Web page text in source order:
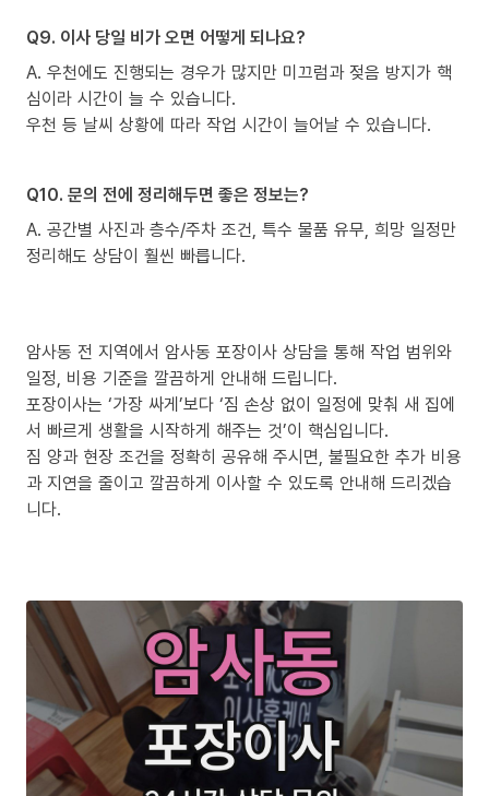
Q9. 이사 당일 비가 오면 어떻게 되나요?
A. 우천에도 진행되는 경우가 많지만 미끄럼과 젖음 방지가 핵
심이라 시간이 늘 수 있습니다.
우천 등 날씨 상황에 따라 작업 시간이 늘어날 수 있습니다.
Q10. 문의 전에 정리해두면 좋은 정보는?
A. 공간별 사진과 층수/주차 조건, 특수 물품 유무, 희망 일정만
정리해도 상담이 훨씬 빠릅니다.
암사동 전 지역에서 암사동 포장이사 상담을 통해 작업 범위와
일정, 비용 기준을 깔끔하게 안내해 드립니다.
포장이사는 ‘가장 싸게’보다 ‘짐 손상 없이 일정에 맞춰 새 집에
서 빠르게 생활을 시작하게 해주는 것’이 핵심입니다.
짐 양과 현장 조건을 정확히 공유해 주시면, 불필요한 추가 비용
과 지연을 줄이고 깔끔하게 이사할 수 있도록 안내해 드리겠습
니다.